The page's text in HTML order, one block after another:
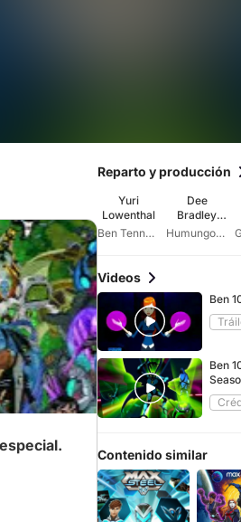
Reparto y producción
Yuri
Lowenthal
Ben Tennyson
Dee
Bradley
Baker Humungousaur
Videos
Ben
Ben
Contenido similar